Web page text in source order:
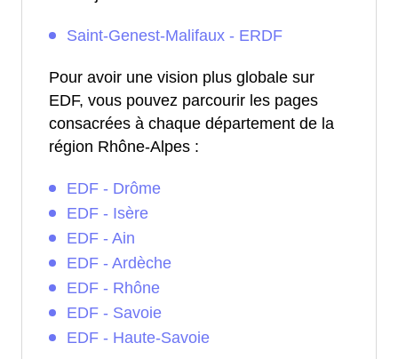
Saint-Genest-Malifaux - ERDF
Pour avoir une vision plus globale sur
EDF, vous pouvez parcourir les pages
consacrées à chaque département de la
région Rhône-Alpes :
EDF - Drôme
EDF - Isère
EDF - Ain
EDF - Ardèche
EDF - Rhône
EDF - Savoie
EDF - Haute-Savoie